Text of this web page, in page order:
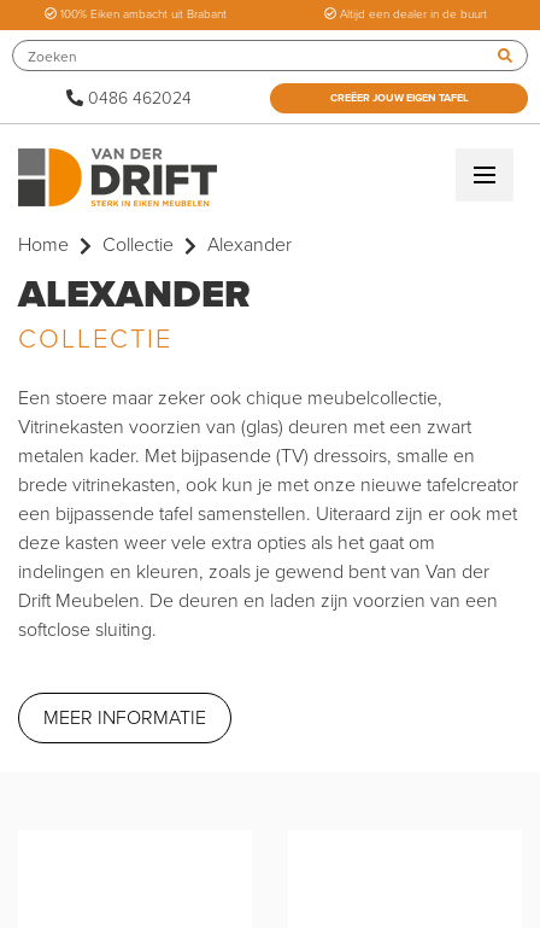
100% Eiken ambacht uit Brabant Altijd een dealer in de buurt
0486 462024 CREËER JOUW EIGEN TAFEL
Home Collectie Alexander
ALEXANDER
COLLECTIE
Een stoere maar zeker ook chique meubelcollectie,
Vitrinekasten voorzien van (glas) deuren met een zwart
metalen kader. Met bijpasende (TV) dressoirs, smalle en
brede vitrinekasten, ook kun je met onze nieuwe tafelcreator
een bijpassende tafel samenstellen. Uiteraard zijn er ook met
deze kasten weer vele extra opties als het gaat om
indelingen en kleuren, zoals je gewend bent van Van der
Drift Meubelen. De deuren en laden zijn voorzien van een
softclose sluiting.
MEER INFORMATIE